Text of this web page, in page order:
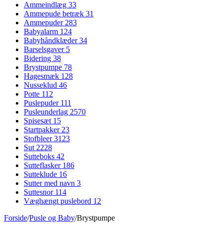
Ammeindlæg 33
Ammepude betræk 31
Ammepuder 283
Babyalarm 124
Babyhåndklæder34
Barselsgaver 5
Bidering 38
Brystpumpe 78
Hagesmæk 128
Nusseklud 46
Potte 112
Puslepuder 111
Pusleunderlag 2570
Spisesæt 15
Startpakker 23
Stofbleer3123
Sut 2228
Sutteboks 42
Sutteflasker 186
Sutteklude 16
Sutter med navn 3
Suttesnor 114
Væghængt puslebord 12
Forside/Pusle og Baby/Brystpumpe